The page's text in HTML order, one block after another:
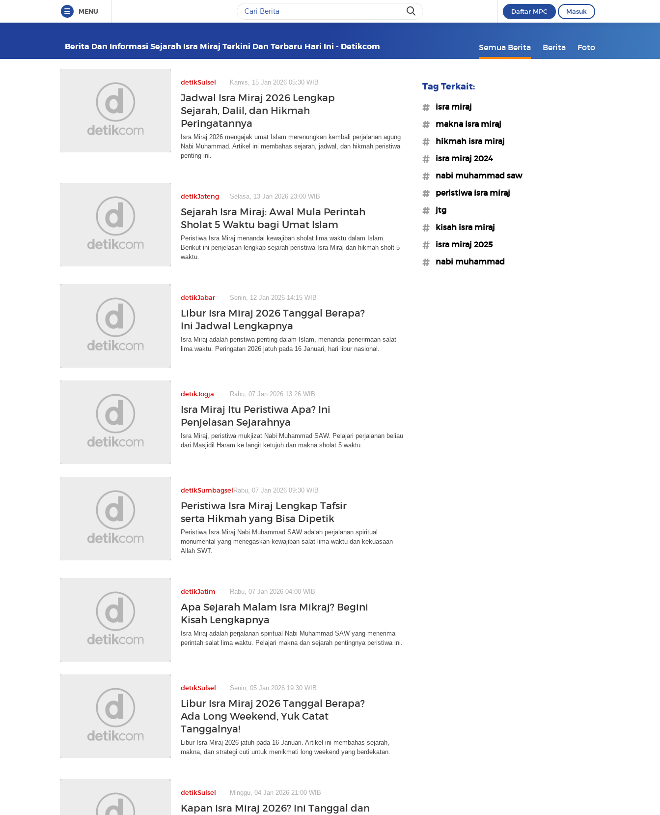
MENU Daftar MPC Masuk
Berita Dan Informasi Sejarah Isra Miraj Terkini Dan Terbaru Hari Ini - Detikcom Semua Berita Berita Foto
detikSulsel Kamis, 15 Jan 2026 05:30 WIB
Jadwal Isra Miraj 2026 Lengkap
Sejarah, Dalil, dan Hikmah
Peringatannya
Isra Miraj 2026 mengajak umat Islam merenungkan kembali perjalanan agung
Nabi Muhammad. Artikel ini membahas sejarah, jadwal, dan hikmah peristiwa
penting ini.
detikJateng Selasa, 13 Jan 2026 23:00 WIB
Sejarah Isra Miraj: Awal Mula Perintah
Sholat 5 Waktu bagi Umat Islam
Peristiwa Isra Miraj menandai kewajiban sholat lima waktu dalam Islam.
Berikut ini penjelasan lengkap sejarah peristiwa Isra Miraj dan hikmah sholt 5
waktu.
detikJabar Senin, 12 Jan 2026 14:15 WIB
Libur Isra Miraj 2026 Tanggal Berapa?
Ini Jadwal Lengkapnya
Isra Miraj adalah peristiwa penting dalam Islam, menandai penerimaan salat
lima waktu. Peringatan 2026 jatuh pada 16 Januari, hari libur nasional.
detikJogja Rabu, 07 Jan 2026 13:26 WIB
Isra Miraj Itu Peristiwa Apa? Ini
Penjelasan Sejarahnya
Isra Miraj, peristiwa mukjizat Nabi Muhammad SAW. Pelajari perjalanan beliau
dari Masjidil Haram ke langit ketujuh dan makna sholat 5 waktu.
detikSumbagsel Rabu, 07 Jan 2026 09:30 WIB
Peristiwa Isra Miraj Lengkap Tafsir
serta Hikmah yang Bisa Dipetik
Peristiwa Isra Miraj Nabi Muhammad SAW adalah perjalanan spiritual
monumental yang menegaskan kewajiban salat lima waktu dan kekuasaan
Allah SWT.
detikJatim Rabu, 07 Jan 2026 04:00 WIB
Apa Sejarah Malam Isra Mikraj? Begini
Kisah Lengkapnya
Isra Miraj adalah perjalanan spiritual Nabi Muhammad SAW yang menerima
perintah salat lima waktu. Pelajari makna dan sejarah pentingnya peristiwa ini.
detikSulsel Senin, 05 Jan 2026 19:30 WIB
Libur Isra Miraj 2026 Tanggal Berapa?
Ada Long Weekend, Yuk Catat
Tanggalnya!
Libur Isra Miraj 2026 jatuh pada 16 Januari. Artikel ini membahas sejarah,
makna, dan strategi cuti untuk menikmati long weekend yang berdekatan.
detikSulsel Minggu, 04 Jan 2026 21:00 WIB
Kapan Isra Miraj 2026? Ini Tanggal dan
Tag Terkait:
#isra miraj
#makna isra miraj
#hikmah isra miraj
#isra miraj 2024
#nabi muhammad saw
#peristiwa isra miraj
#jtg
#kisah isra miraj
#isra miraj 2025
#nabi muhammad